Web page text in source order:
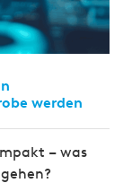
werden
– was